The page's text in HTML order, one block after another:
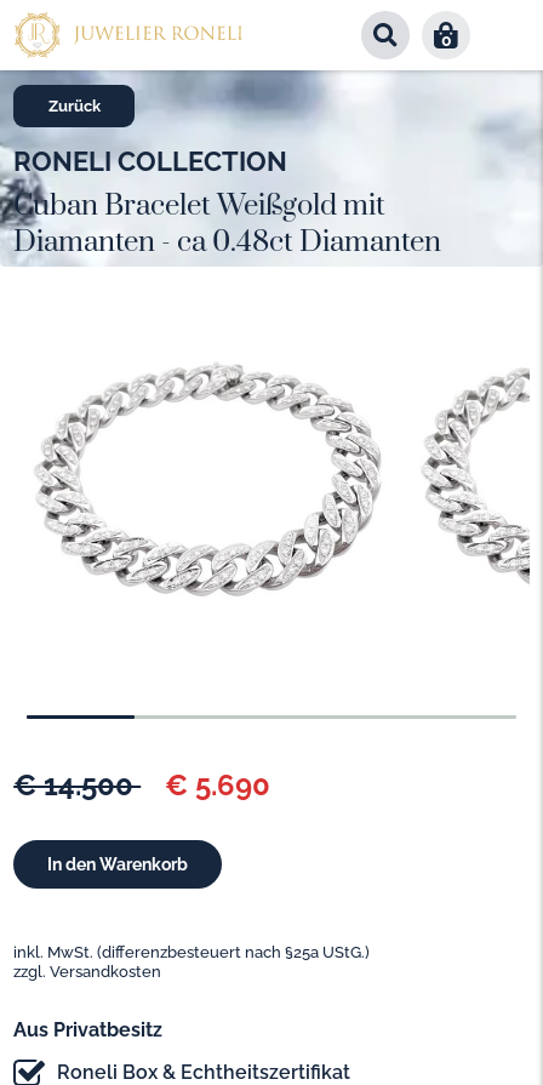
0
Zurück
€ 14.500 € 5.690
inkl. MwSt. (differenzbesteuert nach §25a UStG.)
zzgl. Versandkosten
Aus Privatbesitz
Roneli Box & Echtheitszertifikat
RONELI COLLECTION
Cuban Bracelet Weißgold mit
Diamanten - ca 0.48ct Diamanten